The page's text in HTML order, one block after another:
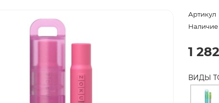
Артикул
Наличие
1
ВИДЫ